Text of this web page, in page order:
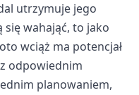
utrzymuje jego
się wahająć, to jako
wciąż ma potencjał
odpowiednim
planowaniem,